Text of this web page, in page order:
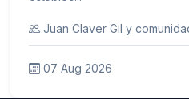
Juan Claver Gil y
07 Aug 2026